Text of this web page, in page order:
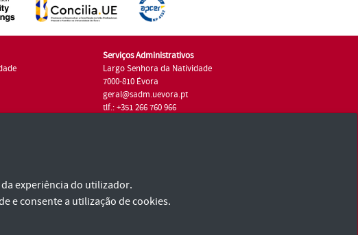
Serviços Administrativos
Largo Senhora da Natividade
7000-810 Évora
geral@sadm.uevora.pt
tlf.: +351 266 760 966
experiência do utilizador.
e consente a utilização de cookies.